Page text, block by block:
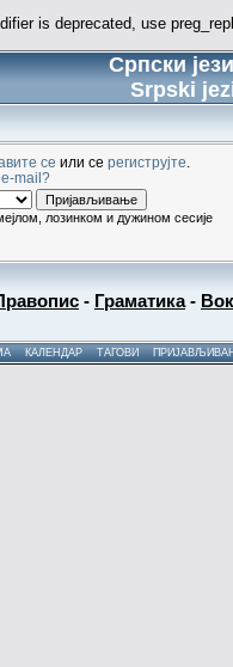
is deprecated, use
Српски
Srpski
се или се региструјте
mail?
лозинком и дужином сесије
- Граматика-
КАЛЕНДАР ТАГОВИ